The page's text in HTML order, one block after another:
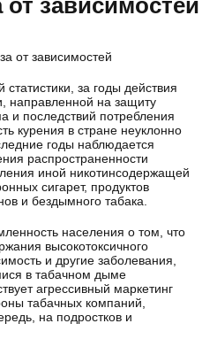
от зависимостей
от зависимостей
за годы действия
направленной на защиту
и последствий потребления
курения в стране неуклонно
годы наблюдается
распространенности
иной никотинсодержащей
сигарет, продуктов
и бездымного табака.
населения о том, что
высокотоксичного
и другие заболевания,
в табачном дыме
агрессивный маркетинг
табачных компаний,
на подростков и